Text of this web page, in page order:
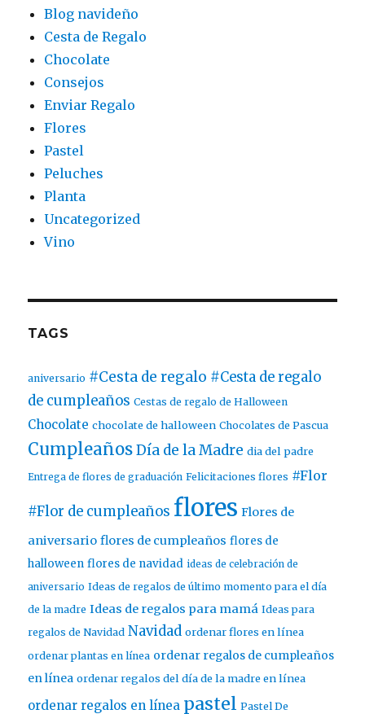
Blog navideño
Cesta de Regalo
Chocolate
Consejos
Enviar Regalo
Flores
Pastel
Peluches
Planta
Uncategorized
Vino
TAGS
aniversario #Cesta de regalo #Cesta de regalo
de cumpleaños Cestas de regalo de Halloween
Chocolate chocolate de halloween Chocolates de Pascua
Cumpleaños Día de la Madre dia del padre
Entrega de flores de graduación Felicitaciones flores #Flor
#Flor de cumpleaños flores Flores de
aniversario flores de cumpleaños flores de
halloween flores de navidad ideas de celebración de
aniversario Ideas de regalos de último momento para el día
de la madre Ideas de regalos para mamá Ideas para
regalos de Navidad Navidad ordenar flores en línea
ordenar plantas en línea ordenar regalos de cumpleaños
en línea ordenar regalos del día de la madre en línea
ordenar regalos en línea pastel Pastel De